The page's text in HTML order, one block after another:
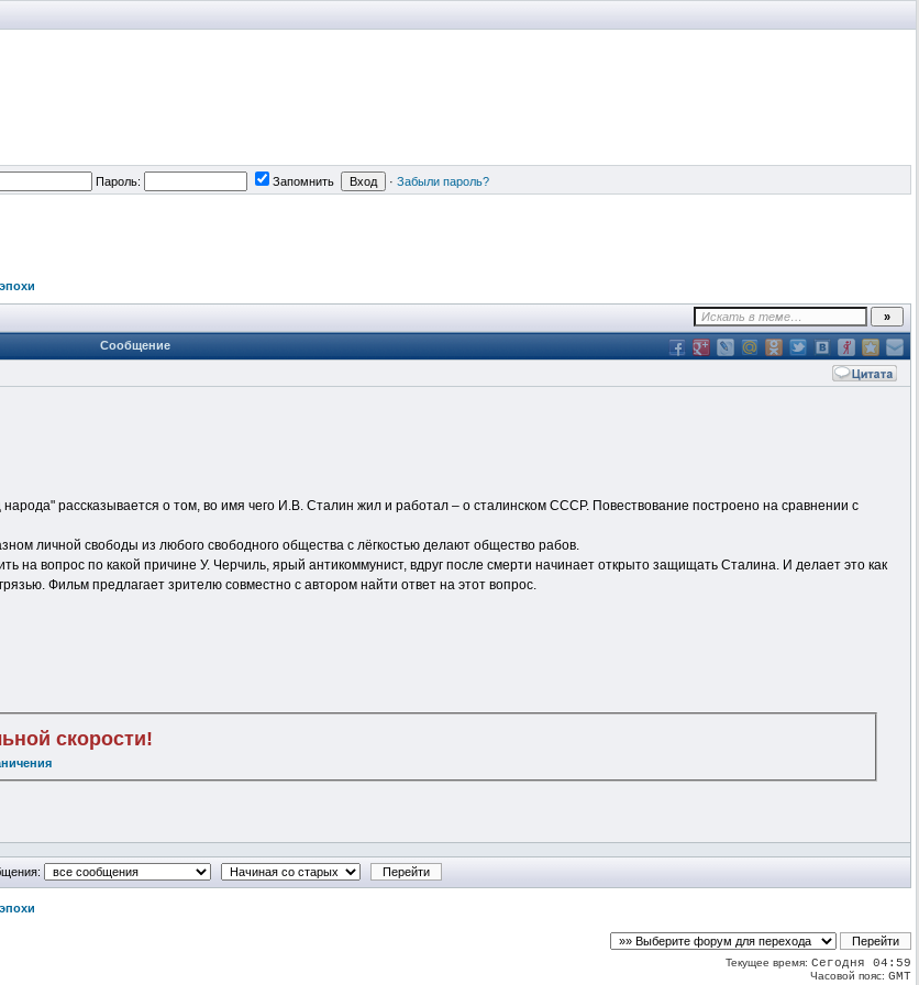
Пароль: Запомнить · Забыли пароль?
Сообщение
рассказывается о том, во имя чего И.В. Сталин жил и работал – о сталинском СССР. Повествование построено на сравнении с
личной свободы из любого свободного общества с лёгкостью делают общество рабов.
на вопрос по какой причине У. Черчиль, ярый антикоммунист, вдруг после смерти начинает открыто защищать Сталина. И делает это как
Фильм предлагает зрителю совместно с автором найти ответ на этот вопрос.
скорости!
Текущее время: Сегодня 04:59
Часовой пояс: GMT